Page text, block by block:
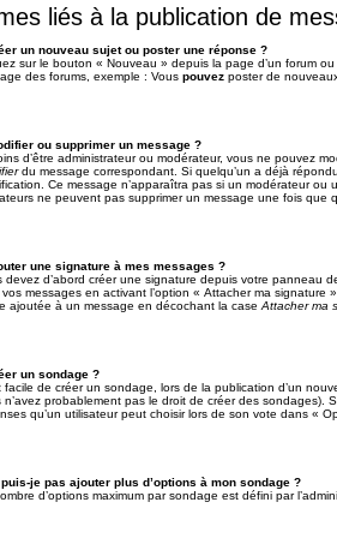
liés à la publication de
un nouveau sujet ou poster une réponse ?
sur le bouton « Nouveau » depuis la page d’un forum
des forums, exemple : Vous pouvez poster de
ou supprimer un message ?
d’être administrateur ou modérateur, vous ne pouvez
du message correspondant. Si quelqu’un a déjà
Ce message n’apparaîtra pas si un modérateur
ne peuvent pas supprimer un message une fois que
une signature à mes messages ?
devez d’abord créer une signature depuis votre panneau
messages en activant l’option « Attacher ma signature
ajoutée à un message en décochant la caseAttacher ma
un sondage ?
facile de créer un sondage, lors de la publication d’un
n’avez probablement pas le droit de créer des
qu’un utilisateur peut choisir lors de son vote dans «
je pas ajouter plus d’options à mon sondage ?
d’options maximum par sondage est défini par